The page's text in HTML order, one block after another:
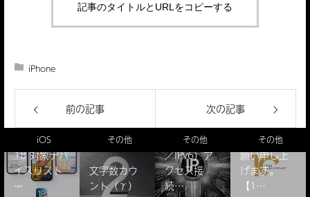
記事のタイトルとURLをコピーする
iPhone
前の記事 次の記事
iOS
驚きのiOS
18 対象デバ
イスリスト
̵…
その他
文字数カウ
ント（γ）
その他
IPアドレス
確認（IPv4
／IPv6）ア
クセス接
続…
その他
【謹賀新
年】本年も
よろしくお
願い申し上
げます。
【1…